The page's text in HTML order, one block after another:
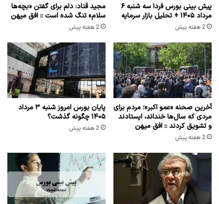
پیش بینی بورس فردا سه شنبه ۶
مرداد ۱۴۰۵ + تحلیل بازار سرمایه
2 هفته پیش
مجید قناد: دلم برای گفتن «بچه‌ها
سلام» تنگ شده است :: افق میهن
2 هفته پیش
آخرین صحنه «عمو اکبر»؛ مردم برای
مردی که سال‌ها خنداند، ایستادند
و تشویق کردند :: افق میهن
2 هفته پیش
پایان بورس امروز شنبه ۳ مرداد
۱۴۰۵ چگونه گذشت؟
2 هفته پیش